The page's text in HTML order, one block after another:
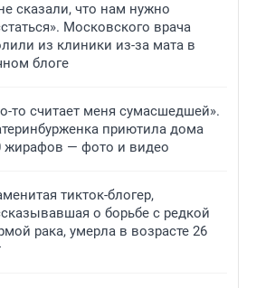
сказали, что нам нужно
Московского врача
из клиники из-за мата в
блоге
то считает меня сумасшедшей».
приютила дома
жирафов — фото и видео
тикток-блогер,
о борьбе с редкой
рака, умерла в возрасте 26